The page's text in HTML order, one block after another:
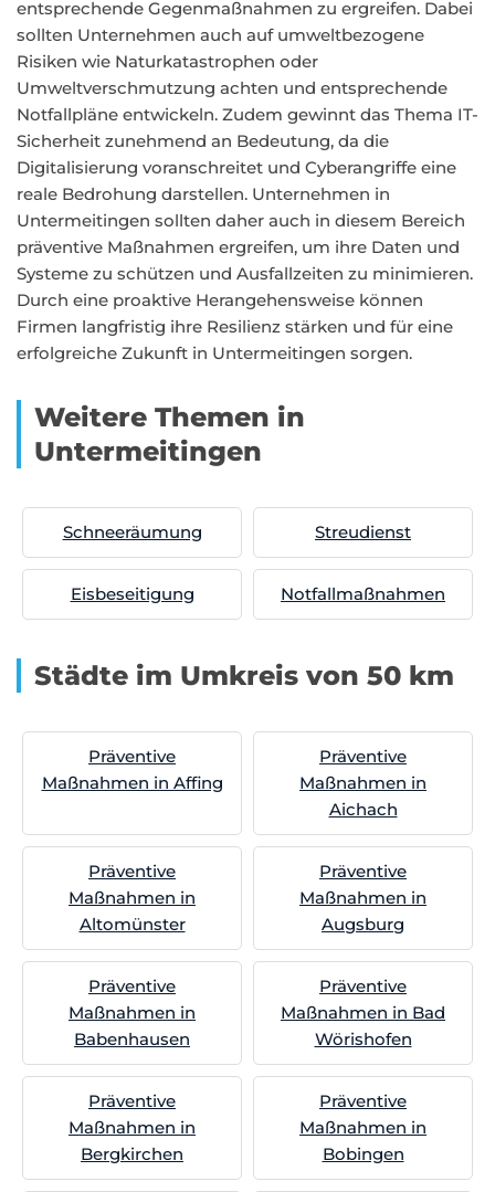
entsprechende Gegenmaßnahmen zu ergreifen. Dabei
sollten Unternehmen auch auf umweltbezogene
Risiken wie Naturkatastrophen oder
Umweltverschmutzung achten und entsprechende
Notfallpläne entwickeln. Zudem gewinnt das Thema IT-
Sicherheit zunehmend an Bedeutung, da die
Digitalisierung voranschreitet und Cyberangriffe eine
reale Bedrohung darstellen. Unternehmen in
Untermeitingen sollten daher auch in diesem Bereich
präventive Maßnahmen ergreifen, um ihre Daten und
Systeme zu schützen und Ausfallzeiten zu minimieren.
Durch eine proaktive Herangehensweise können
Firmen langfristig ihre Resilienz stärken und für eine
erfolgreiche Zukunft in Untermeitingen sorgen.
Weitere Themen in
Untermeitingen
Schneeräumung Streudienst
Eisbeseitigung Notfallmaßnahmen
Städte im Umkreis von 50 km
Präventive
Maßnahmen in Affing
Präventive
Maßnahmen in
Aichach
Präventive
Maßnahmen in
Altomünster
Präventive
Maßnahmen in
Augsburg
Präventive
Maßnahmen in
Babenhausen
Präventive
Maßnahmen in Bad
Wörishofen
Präventive
Maßnahmen in
Bergkirchen
Präventive
Maßnahmen in
Bobingen